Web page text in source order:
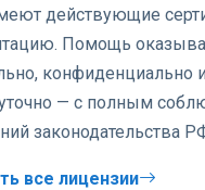
действующие
Помощь
конфиденциально и
— с полным
законодательства
все лицензии